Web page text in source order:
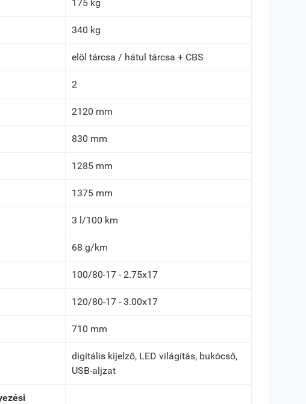
175 kg
340 kg
elöl tárcsa / hátul tárcsa + CBS
2
2120 mm
830 mm
1285 mm
1375 mm
3 l/100 km
68 g/km
100/80-17 - 2.75x17
120/80-17 - 3.00x17
710 mm
digitális kijelző, LED világítás, bukócső,
USB-aljzat